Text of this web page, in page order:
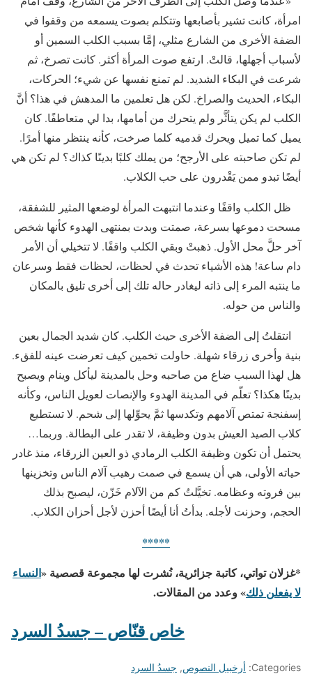
امرأة، كانت تشير بأصابعها وتتكلم بصوت يسمعه من وقفوا في
الضفة الأخرى من الشارع مثلي، إمَّا بسبب الكلب السمين أو
لأسباب أجهلها، قالتْ. ارتفع صوت المرأة أكثر. كانت تصرخ، ثم
شرعت في البكاء الشديد. لم تمنع نفسها عن شيء؛ الحركات،
البكاء، الحديث والصراخ. لكن هل تعلمين ما المدهش في هذا؟ أنَّ
الكلب لم يكن يتأثَّر ولم يتحرك من أمامها، بدا لي متعاطفًا. كان
يميل كما تميل ويحرك قدميه كلما صرخت، كأنه ينتظر منها أمرًا.
لم تكن صاحبته على الأرجح؛ من يملك كلبًا بدينًا كذاك؟ لم تكن هي
أيضًا تبدو ممن يَقْدرون على حب الكلاب.
ظل الكلب واقفًا وعندما انتبهت المرأة لوضعها المثير للشفقة،
مسحت دموعها بسرعة، صمتت وبدت بمنتهى الهدوء كأنها شخص
آخر حلَّ محل الأول. ذهبتْ وبقي الكلب واقفًا. لا تتخيلي أن الأمر
دام ساعة! هذه الأشياء تحدث في لحظات، لحظات فقط وسرعان
ما ينتبه المرء إلى ذاته ليغادر حاله تلك إلى أخرى تليق بالمكان
والناس من حوله.
انتقلتُ إلى الضفة الأخرى حيث الكلب. كان شديد الجمال بعين
بنية وأخرى زرقاء شهلة. حاولت تخمين كيف تعرضت عينه للفقء.
هل لهذا السبب ضاع من صاحبه وحل بالمدينة ليأكل وينام ويصبح
بدينًا هكذا؟ تعلّم في المدينة الهدوء والإنصات لعويل الناس، وكأنه
إسفنجة تمتص آلامهم وتكدسها ثمَّ يحوِّلها إلى شحم. لا تستطيع
كلاب الصيد العيش بدون وظيفة، لا تقدر على البطالة. وربما…
يحتمل أن تكون وظيفة الكلب الرمادي ذو العين الزرقاء، منذ غادر
حياته الأولى، هي أن يسمع في صمت رهيب آلام الناس وتخزينها
بين فروته وعظامه. تخيَّلتُ كم من الآلام خَزّن، ليصبح بذلك
الحجم، وحزنت لأجله. بدأتُ أنا أيضًا أحزن لأجل أحزان الكلاب.
*****
*غزلان تواتي، كاتبة جزائرية، نُشرت لها مجموعة قصصية «النساء
لا يفعلن ذلك» وعدد من المقالات.
خاص قنّاص – جسدُ السرد
Categories: أرخبيل النصوص, جسدُ السرد